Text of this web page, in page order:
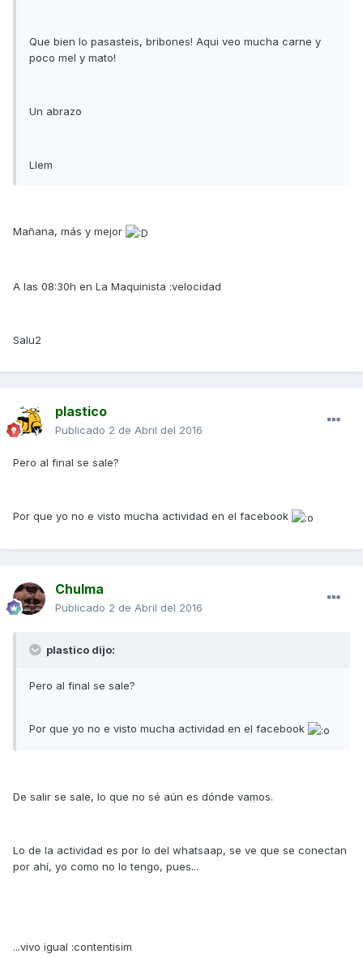
Que bien lo pasasteis, bribones! Aqui veo mucha carne y
poco mel y mato!
Un abrazo
Llem
Mañana, más y mejor
A las 08:30h en La Maquinista :velocidad
Salu2
plastico
Publicado 2 de Abril del 2016
Pero al final se sale?
Por que yo no e visto mucha actividad en el facebook
Chulma
Publicado 2 de Abril del 2016
plastico dijo:
Pero al final se sale?
Por que yo no e visto mucha actividad en el facebook
De salir se sale, lo que no sé aún es dónde vamos.
Lo de la actividad es por lo del whatsaap, se ve que se conectan
por ahí, yo como no lo tengo, pues...
...vivo igual :contentisim